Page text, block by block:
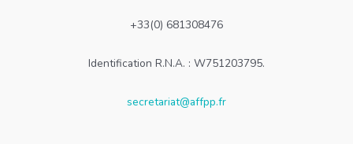
+33(0) 681308476
Identification R.N.A. : W751203795.
secretariat@affpp.fr